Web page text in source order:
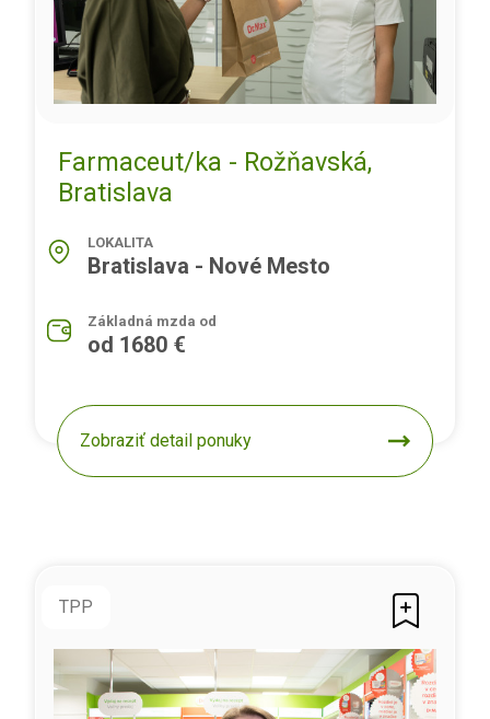
Farmaceut/ka - Rožňavská,
Bratislava
LOKALITA
Bratislava - Nové Mesto
Základná mzda od
od 1680 €
Zobraziť detail ponuky
TPP